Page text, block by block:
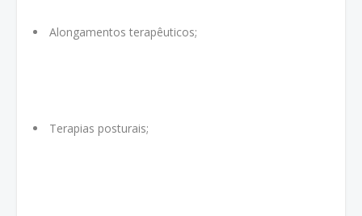
Alongamentos terapêuticos;
Terapias posturais;